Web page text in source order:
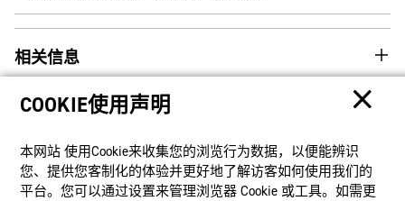
相关信息
COOKIE使用声明
本网站 使⽤Cookie来收集您的浏览⾏为数据，以便能辨识
您、提供您客制化的体验并更好地了解访客如何使⽤我们的
平台。您可以通过设置来管理浏览器 Cookie 或⼯具。如需更